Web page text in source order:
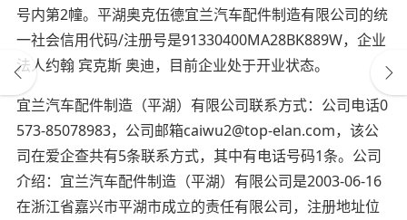
号内第2幢。平湖奥克伍德宜兰汽车配件制造有限公司的统
一社会信用代码/注册号是91330400MA28BK889W，企业
法人约翰 宾克斯 奥迪，目前企业处于开业状态。
宜兰汽车配件制造（平湖）有限公司联系方式：公司电话0
573-85078983，公司邮箱caiwu2@top-elan.com，该公
司在爱企查共有5条联系方式，其中有电话号码1条。公司
介绍：宜兰汽车配件制造（平湖）有限公司是2003-06-16
在浙江省嘉兴市平湖市成立的责任有限公司，注册地址位